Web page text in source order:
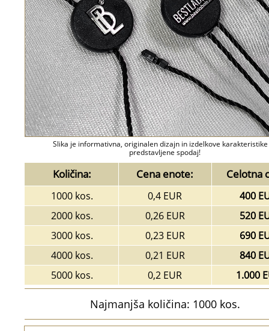
Slika je informativna, originalen dizajn in izdelkove
predstavljene spodaj!
Količina: Cena enote: Celotna
1000 kos. 0,4 EUR
400
2000 kos.
0,26 EUR
520
3000 kos.
0,23 EUR
690
4000 kos.
0,21 EUR
840
5000 kos.
0,2 EUR 1.000
Najmanjša količina: 1000 kos.